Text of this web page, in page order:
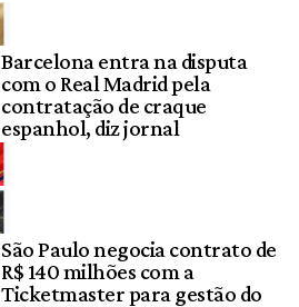
Barcelona entra na disputa
com o Real Madrid pela
contratação de craque
espanhol, diz jornal
São Paulo negocia contrato de
R$ 140 milhões com a
Ticketmaster para gestão do